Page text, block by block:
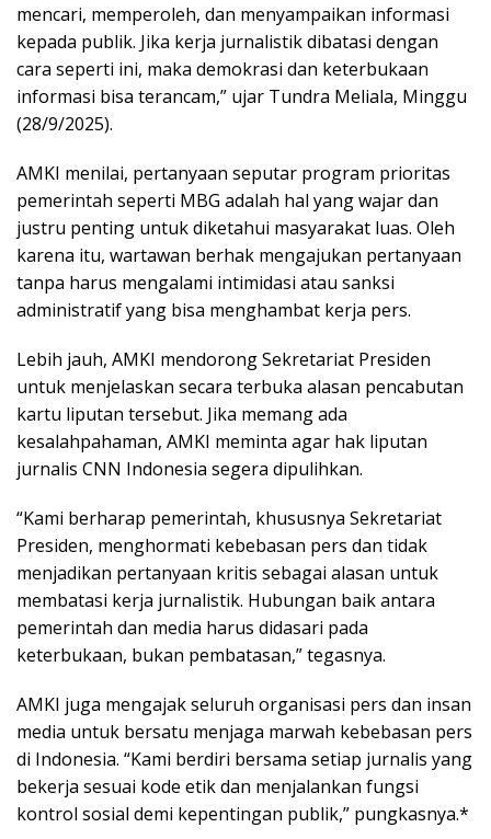
mencari, memperoleh, dan menyampaikan informasi
kepada publik. Jika kerja jurnalistik dibatasi dengan
cara seperti ini, maka demokrasi dan keterbukaan
informasi bisa terancam,” ujar Tundra Meliala, Minggu
(28/9/2025).
AMKI menilai, pertanyaan seputar program prioritas
pemerintah seperti MBG adalah hal yang wajar dan
justru penting untuk diketahui masyarakat luas. Oleh
karena itu, wartawan berhak mengajukan pertanyaan
tanpa harus mengalami intimidasi atau sanksi
administratif yang bisa menghambat kerja pers.
Lebih jauh, AMKI mendorong Sekretariat Presiden
untuk menjelaskan secara terbuka alasan pencabutan
kartu liputan tersebut. Jika memang ada
kesalahpahaman, AMKI meminta agar hak liputan
jurnalis CNN Indonesia segera dipulihkan.
“Kami berharap pemerintah, khususnya Sekretariat
Presiden, menghormati kebebasan pers dan tidak
menjadikan pertanyaan kritis sebagai alasan untuk
membatasi kerja jurnalistik. Hubungan baik antara
pemerintah dan media harus didasari pada
keterbukaan, bukan pembatasan,” tegasnya.
AMKI juga mengajak seluruh organisasi pers dan insan
media untuk bersatu menjaga marwah kebebasan pers
di Indonesia. “Kami berdiri bersama setiap jurnalis yang
bekerja sesuai kode etik dan menjalankan fungsi
kontrol sosial demi kepentingan publik,” pungkasnya.*